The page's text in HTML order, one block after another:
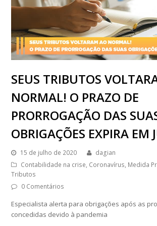
SEUS TRIBUTOS
NORMAL! O PRAZO DE
PRORROGAÇÃO DAS
OBRIGAÇÕES EXPIRA EM
15 de julho de 2020
dagian
Contabilidade na crise, Coronavírus, Medida
Tributos
0 Comentários
Especialista alerta para obrigações após as
concedidas devido à pandemia